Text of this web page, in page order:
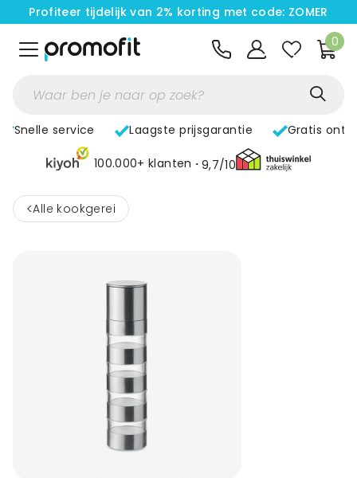
Profiteer tijdelijk van 2% korting met code: ZOMER
0
Snelle service Laagste prijsgarantie Gratis
100.000+ klanten 9,7/10
< Alle kookgerei